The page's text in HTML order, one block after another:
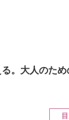
。大人のた